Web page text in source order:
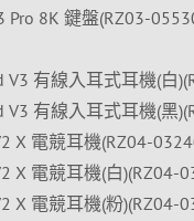
Pro 8K 鍵盤(RZ03-
V3 有線入耳式耳機(白
V3 有線入耳式耳機(黑
X 電競耳機(RZ04-
X 電競耳機(白)(RZ04-
X 電競耳機(粉)(RZ04-